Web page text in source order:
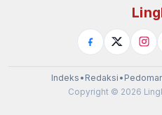
Indeks • Redaksi •
Copyright © 2026